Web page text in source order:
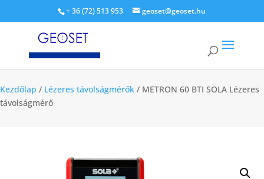
+ 36 (72) 513 953 geoset@geoset.hu
Kezdőlap / Lézeres távolságmérők / METRON 60 BTI SOLA Lézeres
távolságmérő